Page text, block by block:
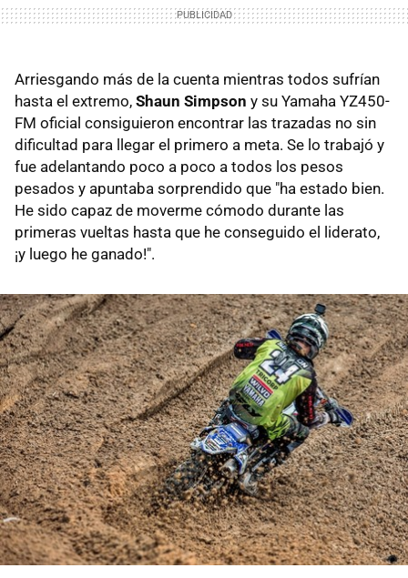
Arriesgando más de la cuenta mientras todos sufrían
hasta el extremo, Shaun Simpson y su Yamaha YZ450-
FM oficial consiguieron encontrar las trazadas no sin
dificultad para llegar el primero a meta. Se lo trabajó y
fue adelantando poco a poco a todos los pesos
pesados y apuntaba sorprendido que "ha estado bien.
He sido capaz de moverme cómodo durante las
primeras vueltas hasta que he conseguido el liderato,
¡y luego he ganado!".